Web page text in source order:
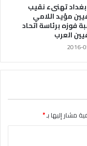
تهنىء نقيب
مؤيد اللامي
فوزه برئاسة اتحاد
العرب
2016-
مشار إليها بـ*